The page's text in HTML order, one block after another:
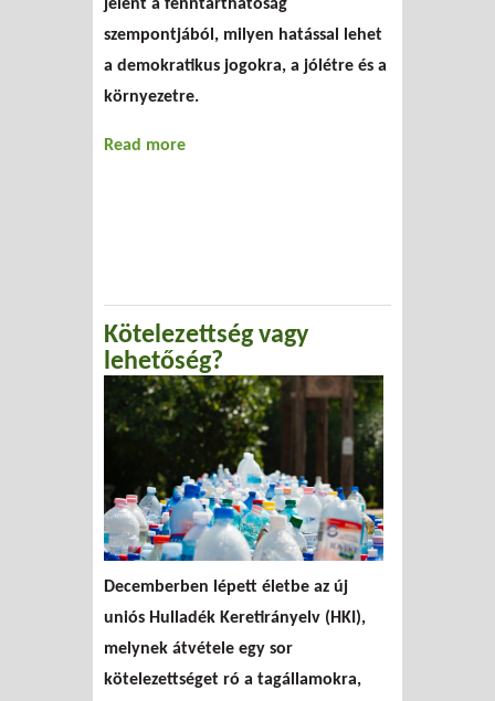
jelent a fenntarthatóság
szempontjából, milyen hatással lehet
a demokratikus jogokra, a jólétre és a
környezetre.
Read more
Kötelezettség vagy
lehetőség?
Decemberben lépett életbe az új
uniós Hulladék Keretirányelv (HKI),
melynek átvétele egy sor
kötelezettséget ró a tagállamokra,